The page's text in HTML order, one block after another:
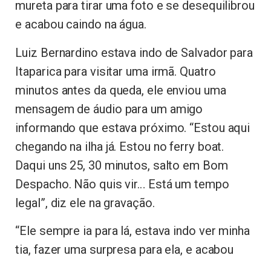
mureta para tirar uma foto e se desequilibrou
e acabou caindo na água.
Luiz Bernardino estava indo de Salvador para
Itaparica para visitar uma irmã. Quatro
minutos antes da queda, ele enviou uma
mensagem de áudio para um amigo
informando que estava próximo. “Estou aqui
chegando na ilha já. Estou no ferry boat.
Daqui uns 25, 30 minutos, salto em Bom
Despacho. Não quis vir… Está um tempo
legal”, diz ele na gravação.
“Ele sempre ia para lá, estava indo ver minha
tia, fazer uma surpresa para ela, e acabou